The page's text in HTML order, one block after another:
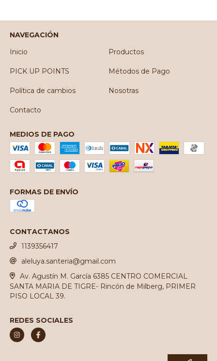
NAVEGACIÓN
Inicio
Productos
PICK UP POINTS Métodos de Pago
Política de cambios Nosotras
Contacto
MEDIOS DE PAGO
FORMAS DE ENVÍO
CONTACTANOS
1139356417
aleluya.santeria@gmail.com
Av. Agustín M. García 6385 CENTRO COMERCIAL
SANTA MARIA DE TIGRE- Rincón de Milberg, PRIMER
PISO LOCAL 39.
REDES SOCIALES